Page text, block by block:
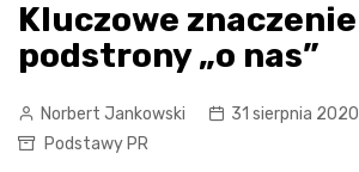
Kluczowe znaczenie
podstrony „o nas”
Norbert Jankowski
31 sierpnia 2020
Podstawy PR